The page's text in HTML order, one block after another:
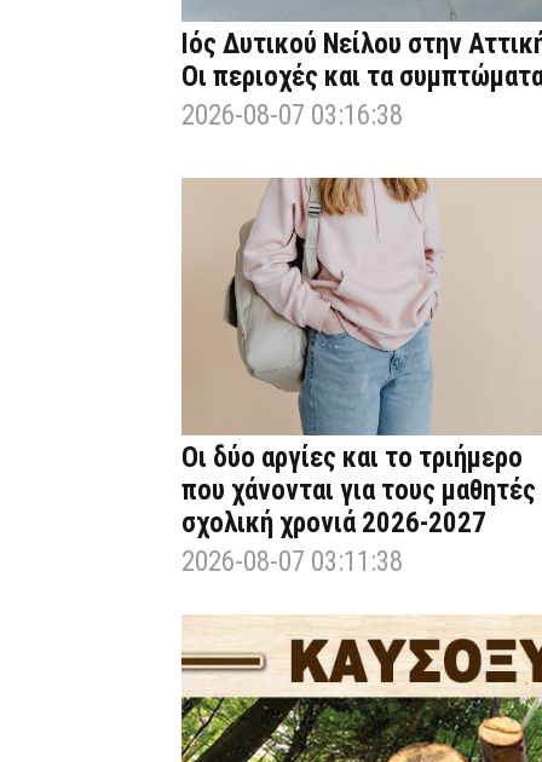
Ιός Δυτικού Νείλου στην
Οι περιοχές και τα
2026-08-07 03:16:38
Οι δύο αργίες και το τριήμερο
που χάνονται για τους μαθητές
σχολική χρονιά 2026-2027
2026-08-07 03:11:38